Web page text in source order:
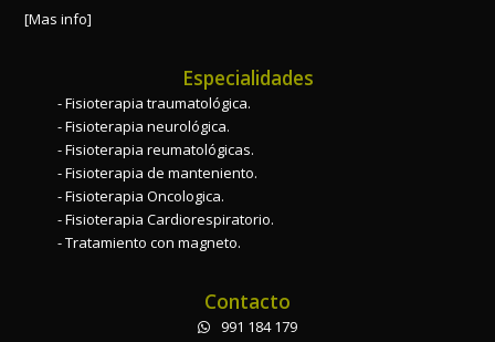
[Mas info]
Especialidades
Fisioterapia traumatológica.
Fisioterapia neurológica.
Fisioterapia reumatológicas.
Fisioterapia de manteniento.
Fisioterapia Oncologica.
Fisioterapia Cardiorespiratorio.
Tratamiento con magneto.
Contacto
991 184 179